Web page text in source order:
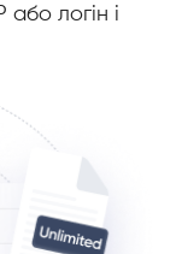
логін і